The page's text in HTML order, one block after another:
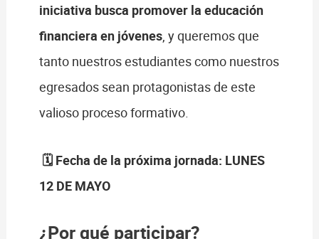
iniciativa busca promover la educación
financiera en jóvenes, y queremos que
tanto nuestros estudiantes como nuestros
egresados sean protagonistas de este
valioso proceso formativo.
🗓️ Fecha de la próxima jornada: LUNES
12 DE MAYO
¿Por qué participar?